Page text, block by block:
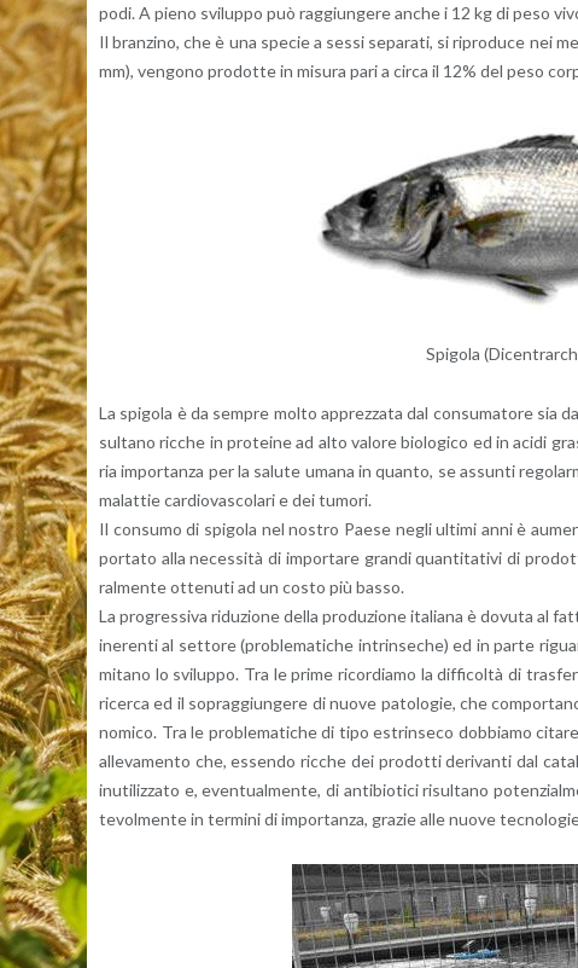
po­di. A pieno svi­lup­po può rag­giun­ge­re anche i 12 kg di peso
Il bran­zi­no, che è una spe­cie a sessi se­pa­ra­ti, si ri­pro­du­ce nei
mm), ven­go­no pro­dot­te in mi­su­ra pari a circa il 12% del peso
Spi­go­la
La spi­go­la è da sem­pre molto ap­prez­za­ta dal con­su­ma­to­re
sul­ta­no ric­che in pro­tei­ne ad alto va­lo­re bio­lo­g­i­co ed in acidi
ria im­por­tan­za per la sa­lu­te umana in quan­to, se as­sun­ti
ma­lat­tie car­dio­va­sco­la­ri e dei tu­mo­ri.
Il con­su­mo di spi­go­la nel no­stro Paese negli ul­ti­mi anni è
por­ta­to alla ne­ces­si­tà di im­por­ta­re gran­di quan­ti­ta­ti­vi di
ral­men­te ot­te­nu­ti ad un costo più basso.
La pro­gres­si­va ri­du­zio­ne della pro­du­zio­ne ita­lia­na è do­vu­ta al
ine­ren­ti al set­to­re (pro­ble­ma­ti­che in­trin­se­che) ed in parte
mi­ta­no lo svi­lup­po. Tra le prime ri­cor­dia­mo la dif­fi­col­tà di
ri­cer­ca ed il so­prag­giun­ge­re di nuove pa­to­lo­gie, che
no­mi­co. Tra le pro­ble­ma­ti­che di tipo estrin­se­co dob­bia­mo
al­le­va­men­to che, es­sen­do ric­che dei pro­dot­ti de­ri­van­ti dal
inu­ti­liz­za­to e, even­tual­men­te, di an­ti­bio­ti­ci ri­sul­ta­no
te­vol­men­te in ter­mi­ni di im­por­tan­za, gra­zie alle nuove